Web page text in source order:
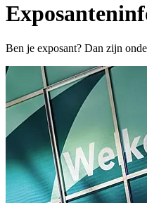
Ben je exposant? Dan zijn